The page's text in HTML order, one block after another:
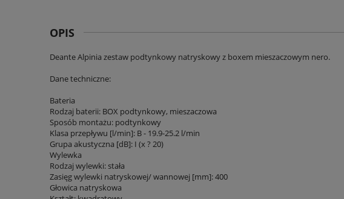
OPIS
Deante Alpinia zestaw podtynkowy natryskowy z boxem mieszaczowym nero.
Dane techniczne:
Bateria
Rodzaj baterii: BOX podtynkowy, mieszaczowa
Sposób montażu: podtynkowy
Klasa przepływu [l/min]: B - 19.9-25.2 l/min
Grupa akustyczna [dB]: I (x ? 20)
Wylewka
Rodzaj wylewki: stała
Zasięg wylewki natryskowej/ wannowej [mm]: 400
Głowica natryskowa